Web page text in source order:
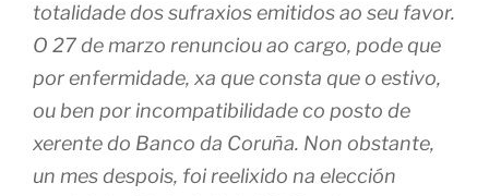
totalidade dos sufraxios emitidos ao seu favor.
O 27 de marzo renunciou ao cargo, pode que
por enfermidade, xa que consta que o estivo,
ou ben por incompatibilidade co posto de
xerente do Banco da Coruña. Non obstante,
un mes despois, foi reelixido na elección